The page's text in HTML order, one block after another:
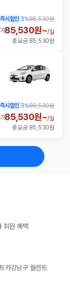
즉시할인 3%88,530원
85,530원~/일
총 요금 85,530원
즉시할인 3%88,530원
85,530원~/일
총 요금 85,530원
회원 혜택
카강남구 월렌트